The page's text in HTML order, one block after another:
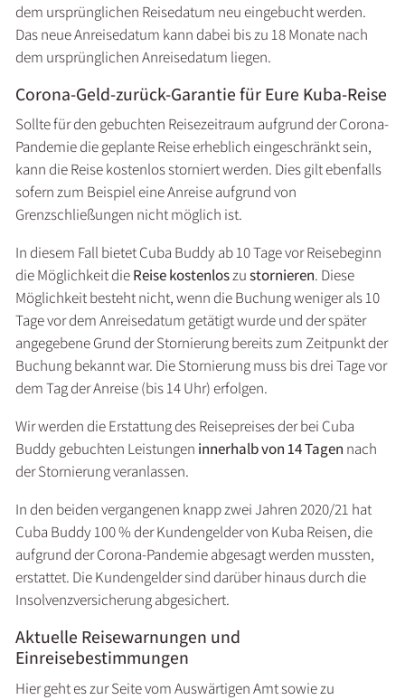
dem ursprünglichen Reisedatum neu eingebucht werden.
Das neue Anreisedatum kann dabei bis zu 18 Monate nach
dem ursprünglichen Anreisedatum liegen.
Corona-Geld-zurück-Garantie für Eure Kuba-Reise
Sollte für den gebuchten Reisezeitraum aufgrund der Corona-
Pandemie die geplante Reise erheblich eingeschränkt sein,
kann die Reise kostenlos storniert werden. Dies gilt ebenfalls
sofern zum Beispiel eine Anreise aufgrund von
Grenzschließungen nicht möglich ist.
In diesem Fall bietet Cuba Buddy ab 10 Tage vor Reisebeginn
die Möglichkeit dieReise kostenloszustornieren. Diese
Möglichkeit besteht nicht, wenn die Buchung weniger als 10
Tage vor dem Anreisedatum getätigt wurde und der später
angegebene Grund der Stornierung bereits zum Zeitpunkt der
Buchung bekannt war. Die Stornierung muss bis drei Tage vor
dem Tag der Anreise (bis 14 Uhr) erfolgen.
Wir werden die Erstattung des Reisepreises der bei Cuba
Buddy gebuchten Leistungen innerhalb von 14 Tagen nach
der Stornierung veranlassen.
In den beiden vergangenen knapp zwei Jahren 2020/21 hat
Cuba Buddy 100 % der Kundengelder von Kuba Reisen, die
aufgrund der Corona-Pandemie abgesagt werden mussten,
erstattet. Die Kundengelder sind darüber hinaus durch die
Insolvenzversicherung abgesichert.
Aktuelle Reisewarnungen und
Einreisebestimmungen
Hier geht es zur Seite vom Auswärtigen Amt sowie zu